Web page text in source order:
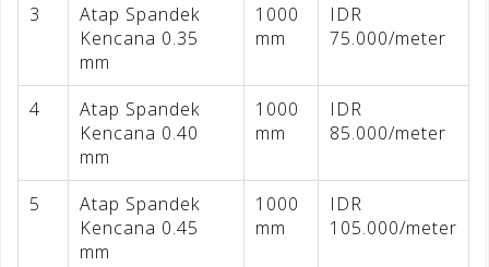
3
Atap Spandek
Kencana 0.35
mm
1000
mm
IDR
75.000/meter
4
Atap Spandek
Kencana 0.40
mm
1000
mm
IDR
85.000/meter
5
Atap Spandek
Kencana 0.45
mm
1000
mm
IDR
105.000/meter